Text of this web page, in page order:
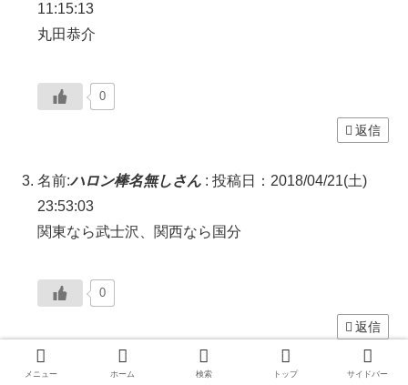
11:15:13
丸田恭介
0
返信
名前:ハロン棒名無しさん : 投稿日：2018/04/21(土)
23:53:03
関東なら武士沢、関西なら国分
0
返信
メニュー ホーム 検索 トップ サイドバー